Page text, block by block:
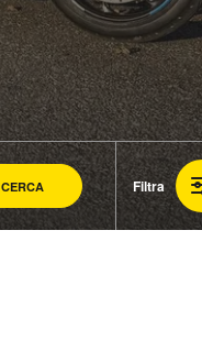
CERCA Filtra